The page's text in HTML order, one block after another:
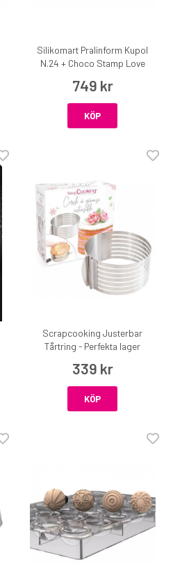
Silikomart Pralinform Kupol
N.24 + Choco Stamp Love
749 kr
KÖP
Scrapcooking Justerbar
Tårtring - Perfekta lager
339 kr
KÖP